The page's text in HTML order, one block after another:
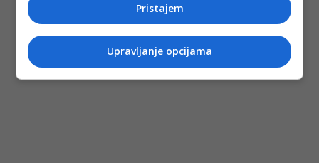
Pristajem
Upravljanje opcijama